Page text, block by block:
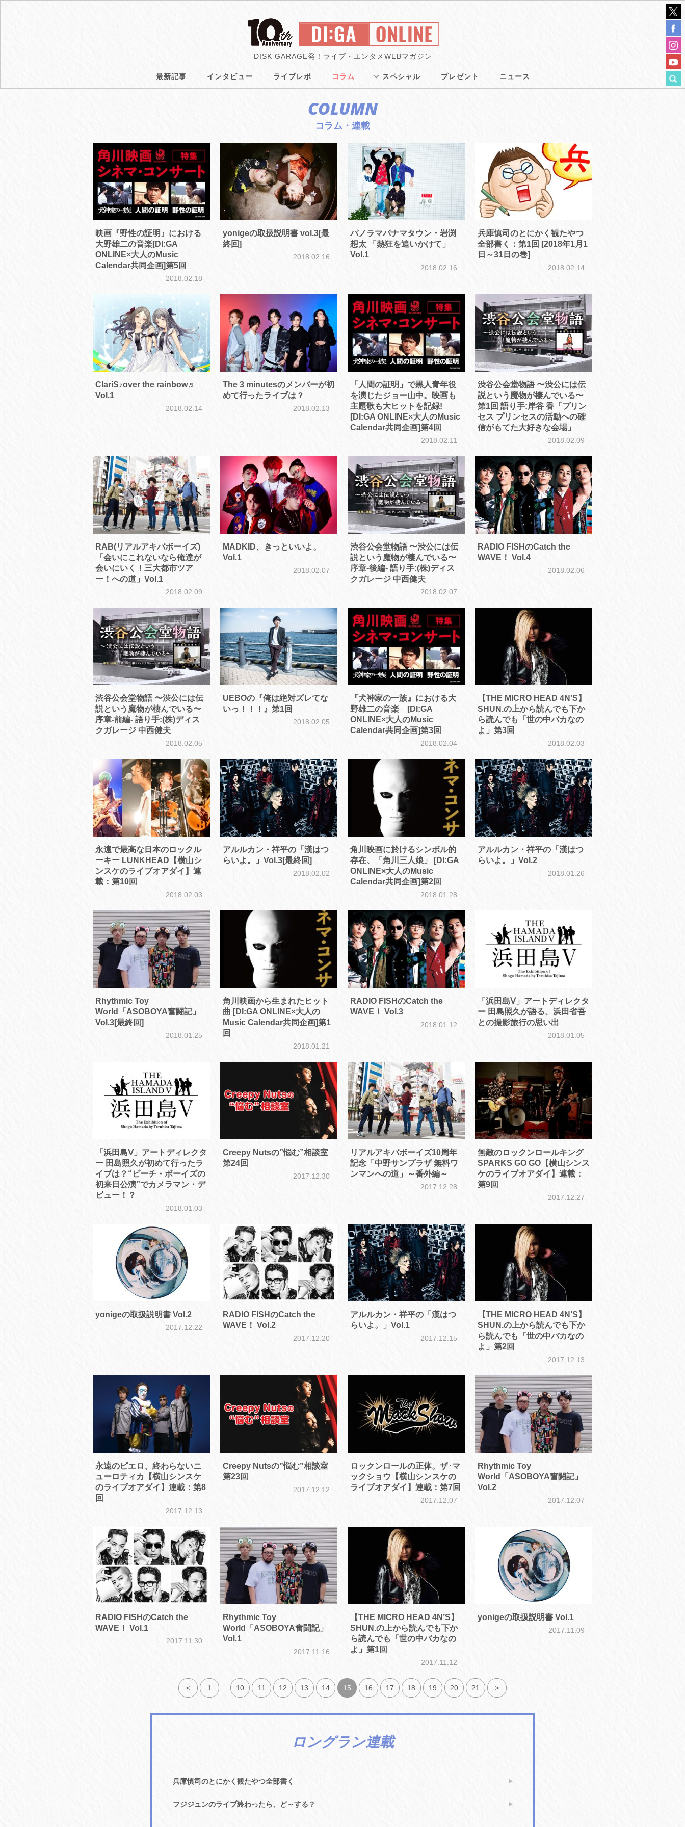
DISK GARAGE発！ライブ・エンタメWEBマガジン
最新記事 インタビュー ライブレポ コラム スペシャル プレゼント ニュース
COLUMN
コラム・連載
映画『野性の証明』における
大野雄二の音楽[DI:GA
ONLINE×大人のMusic
Calendar共同企画]第5回
2018.02.18
yonigeの取扱説明書 vol.3[最
終回]
2018.02.16
パノラマパナマタウン・岩渕
想太 「熱狂を追いかけて」
Vol.1
2018.02.16
兵庫慎司のとにかく観たやつ
全部書く：第1回 [2018年1月1
日～31日の巻]
2018.02.14
ClariS♪over the rainbow♬
Vol.1
2018.02.14
The 3 minutesのメンバーが初
めて行ったライブは？
2018.02.13
「人間の証明」で黒人青年役
を演じたジョー山中。映画も
主題歌も大ヒットを記録!
[DI:GA ONLINE×大人のMusic
Calendar共同企画]第4回
2018.02.11
渋谷公会堂物語 〜渋公には伝
説という魔物が棲んでいる〜
第1回 語り手:岸谷 香「プリン
セス プリンセスの活動への確
信がもてた大好きな会場」
2018.02.09
RAB(リアルアキバボーイズ)
「会いにこれないなら俺達が
会いにいく！三大都市ツア
ー！への道」Vol.1
2018.02.09
MADKID、きっといいよ。
Vol.1
2018.02.07
渋谷公会堂物語 〜渋公には伝
説という魔物が棲んでいる〜
序章-後編- 語り手:(株)ディス
クガレージ 中西健夫
2018.02.07
RADIO FISHのCatch the
WAVE！ Vol.4
2018.02.06
渋谷公会堂物語 〜渋公には伝
説という魔物が棲んでいる〜
序章-前編- 語り手:(株)ディス
クガレージ 中西健夫
2018.02.05
UEBOの『俺は絶対ズレてな
いっ！！！』第1回
2018.02.05
『犬神家の一族』における大
野雄二の音楽 [DI:GA
ONLINE×大人のMusic
Calendar共同企画]第3回
2018.02.04
【THE MICRO HEAD 4N’S】
SHUN.の上から読んでも下か
ら読んでも「世の中バカなの
よ」第3回
2018.02.03
永遠で最高な日本のロックル
ーキー LUNKHEAD【横山シ
ンスケのライブオアダイ】連
載：第10回
2018.02.03
アルルカン・祥平の「漢はつ
らいよ。」Vol.3[最終回]
2018.02.02
角川映画に於けるシンボル的
存在、「角川三人娘」 [DI:GA
ONLINE×大人のMusic
Calendar共同企画]第2回
2018.01.28
アルルカン・祥平の「漢はつ
らいよ。」Vol.2
2018.01.26
Rhythmic Toy
World「ASOBOYA奮闘記」
Vol.3[最終回]
2018.01.25
角川映画から生まれたヒット
曲 [DI:GA ONLINE×大人の
Music Calendar共同企画]第1
回
2018.01.21
RADIO FISHのCatch the
WAVE！ Vol.3
2018.01.12
「浜田島Ⅴ」アートディレクタ
ー 田島照久が語る、浜田省吾
との撮影旅行の思い出
2018.01.05
「浜田島Ⅴ」アートディレクタ
ー 田島照久が初めて行ったラ
イブは？“ビーチ・ボーイズの
初来日公演”でカメラマン・デ
ビュー！？
2018.01.03
Creepy Nutsの”悩む”相談室
第24回
2017.12.30
リアルアキバボーイズ10周年
記念「中野サンプラザ 無料ワ
ンマンへの道」～番外編～
2017.12.28
無敵のロックンロールキング
SPARKS GO GO【横山シンス
ケのライブオアダイ】連載：
第9回
2017.12.27
yonigeの取扱説明書 Vol.2
2017.12.22
RADIO FISHのCatch the
WAVE！ Vol.2
2017.12.20
アルルカン・祥平の「漢はつ
らいよ。」Vol.1
2017.12.15
【THE MICRO HEAD 4N’S】
SHUN.の上から読んでも下か
ら読んでも「世の中バカなの
よ」第2回
2017.12.13
永遠のピエロ、終わらないニ
ューロティカ【横山シンスケ
のライブオアダイ】連載：第8
回
2017.12.13
Creepy Nutsの”悩む”相談室
第23回
2017.12.12
ロックンロールの正体。ザ･マ
ックショウ【横山シンスケの
ライブオアダイ】連載：第7回
2017.12.07
Rhythmic Toy
World「ASOBOYA奮闘記」
Vol.2
2017.12.07
RADIO FISHのCatch the
WAVE！ Vol.1
2017.11.30
Rhythmic Toy
World「ASOBOYA奮闘記」
Vol.1
2017.11.16
【THE MICRO HEAD 4N’S】
SHUN.の上から読んでも下か
ら読んでも「世の中バカなの
よ」第1回
2017.11.12
yonigeの取扱説明書 Vol.1
2017.11.09
< 1 10 11 12 13 14 15 16 17 18 19 20 21 >
ロングラン連載
兵庫慎司のとにかく観たやつ全部書く
フジジュンのライブ終わったら、ど～する？